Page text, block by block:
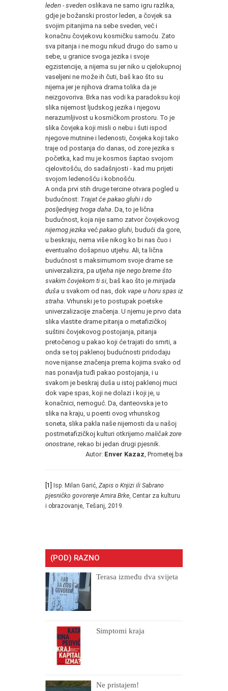
leden - sveden oslikava ne samo igru razlika,
gdje je božanski prostor leden, a čovjek sa
svojim pitanjima na sebe sveden, već i
konačnu čovjekovu kosmičku samoću. Zato
sva pitanja i ne mogu nikud drugo do samo u
sebe, u granice svoga jezika i svoje
egzistencije, a nijema su jer niko u cjelokupnoj
vaseljeni ne može ih čuti, baš kao što su
nijema jer je njihova drama tolika da je
neizgovoriva. Brka nas vodi ka paradoksu koji
slika nijemost ljudskog jezika i njegovu
nerazumljivost u kosmičkom prostoru. To je
slika čovjeka koji misli o nebu i šuti ispod
njegove mutnine i ledenosti, čovjeka koji tako
traje od postanja do danas, od zore jezika s
početka, kad mu je kosmos šaptao svojom
cjelovitošću, do sadašnjosti - kad mu prijeti
svojom ledenošću i kobnošću.
A onda prvi stih druge tercine otvara pogled u
budućnost: Trajat će pakao gluhi i do
posljednjeg tvoga daha . Da, to je lična
budućnost, koja nije samo zatvor čovjekovog
nijemog jezika već pakao gluhi , budući da gore,
u beskraju, nema više nikog ko bi nas čuo i
eventualno došapnuo utjehu. Ali, ta lična
budućnost s maksimumom svoje drame se
univerzalizira, pa utjeha nije nego breme što
svakim čovjekom ti si , baš kao što je mirijada
duša u svakom od nas, dok vape u horu spas iz
straha . Vrhunski je to postupak poetske
univerzalizacije značenja. U njemu je prvo data
slika vlastite drame pitanja o metafizičkoj
suštini čovjekovog postojanja, pitanja
pretočenog u pakao koji će trajati do smrti, a
onda se toj paklenoj budućnosti pridodaju
nove nijanse značenja prema kojima svako od
nas ponavlja tuđi pakao postojanja, i u
svakom je beskraj duša u istoj paklenoj muci
dok vape spas, koji ne dolazi i koji je, u
konačnici, nemoguć. Da, danteovska je to
slika na kraju, u poenti ovog vrhunskog
soneta, slika pakla naše nijemosti da u našoj
postmetafizičkoj kulturi otkrijemo maličak zore
onostrane , rekao bi jedan drugi pjesnik.
Autor: Enver Kazaz , Prometej.ba
[1] Isp. Milan Garić, Zapis o Knjizi ili Sabrano
pjesničko govorenje Amira Brke , Centar za kulturu
i obrazovanje, Tešanj, 2019.
(POD) RAZNO
Terasa između dva svijeta
Simptomi kraja
Ne pristajem!